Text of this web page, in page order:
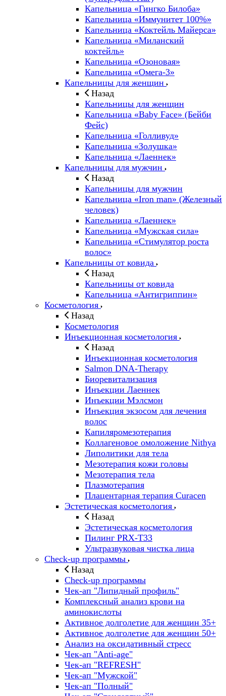
Капельница «Гингко Билоба»
Капельница «Иммунитет 100%»
Капельница «Коктейль Майерса»
Капельница «Миланский
коктейль»
Капельница «Озоновая»
Капельница «Омега-3»
Капельницы для женщин
Назад
Капельницы для женщин
Капельница «Baby Face» (Бейби
Фейс)
Капельница «Голливуд»
Капельница «Золушка»
Капельница «Лаеннек»
Капельницы для мужчин
Назад
Капельницы для мужчин
Капельница «Iron man» (Железный
человек)
Капельница «Лаеннек»
Капельница «Мужская сила»
Капельница «Стимулятор роста
волос»
Капельницы от ковида
Назад
Капельницы от ковида
Капельница «Антигриппин»
Косметология
Назад
Косметология
Инъекционная косметология
Назад
Инъекционная косметология
Salmon DNA-Therapy
Биоревитализация
Инъекции Лаеннек
Инъекции Мэлсмон
Инъекция экзосом для лечения
волос
Капиляромезотерапия
Коллагеновое омоложение Nithya
Липолитики для тела
Мезотерапия кожи головы
Мезотерапия тела
Плазмотерапия
Плацентарная терапия Curacen
Эстетическая косметология
Назад
Эстетическая косметология
Пилинг PRX-T33
Ультразвуковая чистка лица
Check-up программы
Назад
Check-up программы
Чек-ап "Липидный профиль"
Комплексный анализ крови на
аминокислоты
Активное долголетие для женщин 35+
Активное долголетие для женщин 50+
Анализ на оксидативный стресс
Чек-ап "Anti-age"
Чек-ап "REFRESH"
Чек-ап "Мужской"
Чек-ап "Полный"